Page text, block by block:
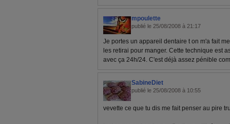
mpoulette
publié le 25/08/2008 à 21:17
Je portes un appareil dentaire t on m'a fait
les retirai pour manger. Cette technique est
avec ça 24h/24. C'est déjà assez pénible
SabineDiet
publié le 25/08/2008 à 10:55
vevette ce que tu dis me fait penser au pire